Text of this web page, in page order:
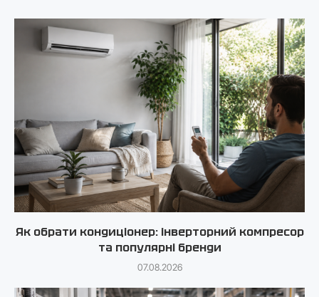
Як обрати кондиціонер: інверторний компресор
та популярні бренди
07.08.2026